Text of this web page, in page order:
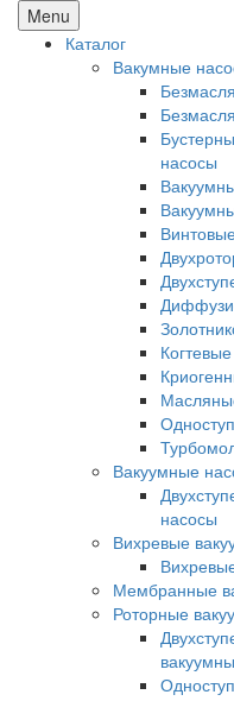
Menu
Каталог
Вакумные
насосы
Вакуумные
насосы
Вихревые
Мембранные
Роторные